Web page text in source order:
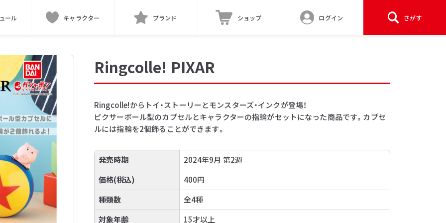
ール キャラクター ブランド ショップ ログイン さがす
Ringcolle! PIXAR
Ringcolle!からトイ・ストーリーとモンスターズ・インクが登場！
ピクサーボール型のカプセルとキャラクターの指輪がセットになった商品です。カプセ
ルには指輪を2個飾ることができます。
発売時期
2024年9月 第2週
価格(税込)
400円
種類数
全4種
対象年齢
15才以上